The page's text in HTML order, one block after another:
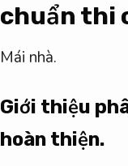
chuẩn thi
Mái nhà.
Giới thiệu
hoàn thiện.